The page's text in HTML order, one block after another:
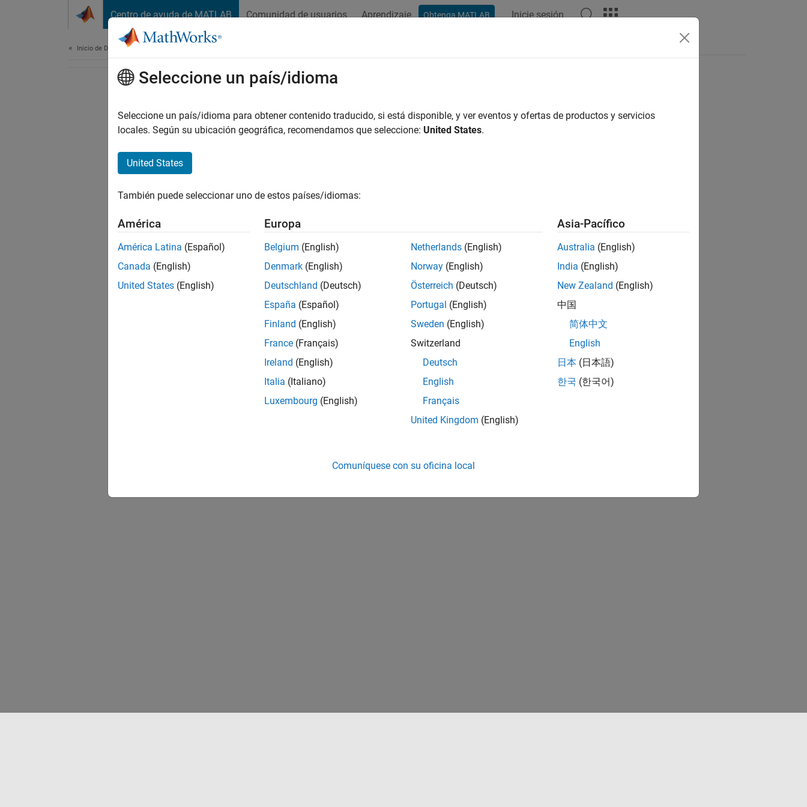
Centro de ayuda de MATLAB Comunidad de usuarios Aprendizaje Obtenga MATLAB Inicie sesión
Inicio de Documentación
¿Qué tan útil fue esta traducción?
Seleccione un país/idioma
Seleccione un país/idioma para obtener contenido traducido, si está disponible, y ver eventos y ofertas de productos y servicios
locales. Según su ubicación geográfica, recomendamos que seleccione: United States.
United States
También puede seleccionar uno de estos países/idiomas:
América
América Latina (Español)
Canada (English)
United States (English)
Europa
Belgium (English)
Denmark (English)
Deutschland (Deutsch)
España (Español)
Finland (English)
France (Français)
Ireland (English)
Italia (Italiano)
Luxembourg (English)
Netherlands (English)
Norway (English)
Österreich (Deutsch)
Portugal (English)
Sweden (English)
Switzerland
Deutsch
English
Français
United Kingdom (English)
Asia-Pacífico
Australia (English)
India (English)
New Zealand (English)
中国
简体中文
English
日本 (日本語)
한국 (한국어)
Comuníquese con su oficina local